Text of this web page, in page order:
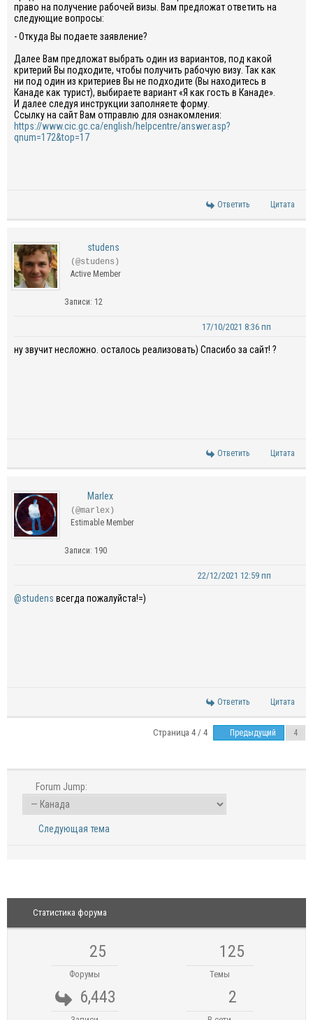
право на получение рабочей визы. Вам предложат ответить на
следующие вопросы:
- Откуда Вы подаете заявление?
Далее Вам предложат выбрать один из вариантов, под какой
критерий Вы подходите, чтобы получить рабочую визу. Так как
ни под один из критериев Вы не подходите (Вы находитесь в
Канаде как турист), выбираете вариант «Я как гость в Канаде».
И далее следуя инструкции заполняете форму.
Ссылку на сайт Вам отправлю для ознакомления:
https://www.cic.gc.ca/english/helpcentre/answer.asp?
qnum=172&top=17
Ответить Цитата
studens
(@studens)
Active Member
Записи: 12
17/10/2021 8:36 пп
ну звучит несложно. осталось реализовать) Спасибо за сайт! ?
Ответить Цитата
Marlex
(@marlex)
Estimable Member
Записи: 190
22/12/2021 12:59 пп
@studens всегда пожалуйста!=)
Ответить Цитата
Страница 4 / 4 Предыдущий
Forum Jump:
Следующая тема
Статистика форума
25
Форумы
125
Темы
6,443 2